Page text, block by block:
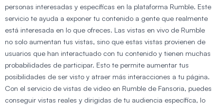
personas interesadas y específicas en la plataforma Rumble. Este
servicio te ayuda a exponer tu contenido a gente que realmente
está interesada en lo que ofreces. Las vistas en vivo de Rumble
no solo aumentan tus vistas, sino que estas vistas provienen de
usuarios que han interactuado con tu contenido y tienen muchas
probabilidades de participar. Esto te permite aumentar tus
posibilidades de ser visto y atraer más interacciones a tu página.
Con el servicio de vistas de video en Rumble de Fansoria, puedes
conseguir vistas reales y dirigidas de tu audiencia específica, lo